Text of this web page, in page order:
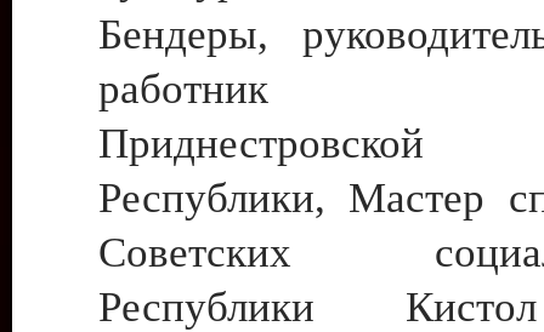
Бендеры,
работник
Приднестровской
Республики, Мастер
Советских
Республики